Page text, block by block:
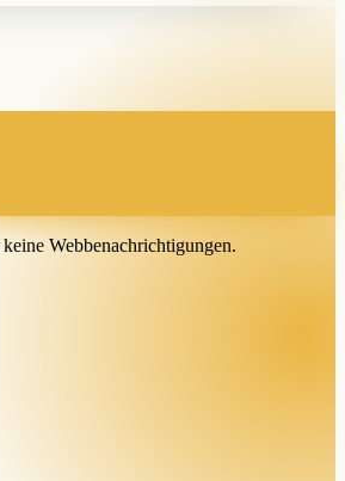
Webbenachrichtigungen.